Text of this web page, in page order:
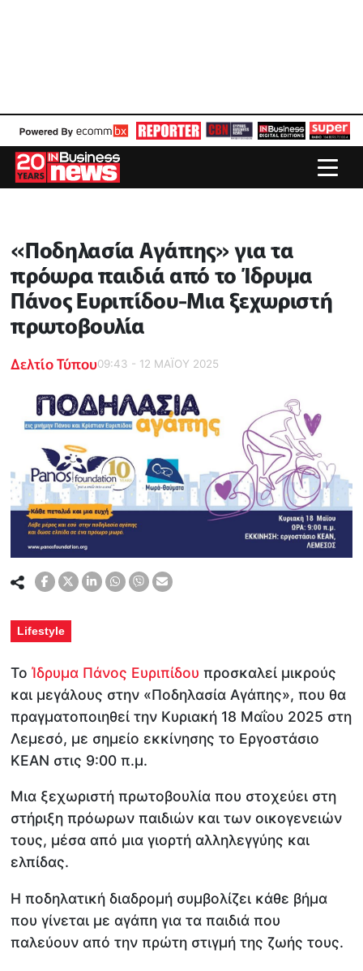
«Ποδηλασία Αγάπης» για τα
πρόωρα παιδιά από το Ίδρυμα
Πάνος Ευριπίδου-Μια ξεχωριστή
πρωτοβουλία
Δελτίο Τύπου09:43 - 12 ΜΑΪ́ΟΥ 2025
Lifestyle
ΤοΊδρυμα Πάνος Ευριπίδου προσκαλεί μικρούς
και μεγάλους στην «Ποδηλασία Αγάπης», που θα
πραγματοποιηθεί την Κυριακή 18 Μαΐου 2025 στη
Λεμεσό, με σημείο εκκίνησης το Εργοστάσιο
ΚΕΑΝ στις 9:00 π.μ.
Μια ξεχωριστή πρωτοβουλία που στοχεύει στη
στήριξη πρόωρων παιδιών και των οικογενειών
τους, μέσα από μια γιορτή αλληλεγγύης και
ελπίδας.
Η ποδηλατική διαδρομή συμβολίζει κάθε βήμα
που γίνεται με αγάπη για τα παιδιά που
παλεύουν από την πρώτη στιγμή της ζωής τους.